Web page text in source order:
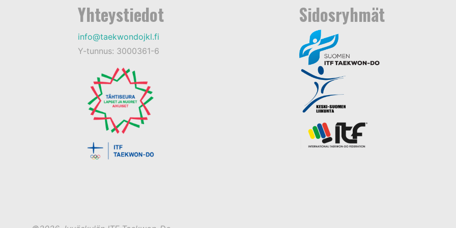
Yhteystiedot
info@taekwondojkl.fi
Y-tunnus: 3000361-6
Sidosryhmät